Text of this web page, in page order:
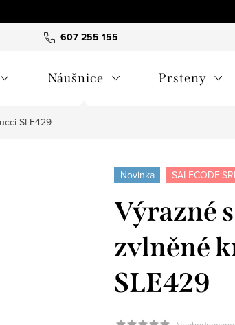
607 255 155
Hodnocení obchodu
Náušnice Prsteny
SLE429
Novinka
Výrazné
zvlněné
SLE429